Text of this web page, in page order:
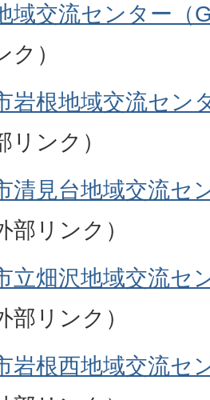
域交流センター（
ク）
岩根地域交流セン
リンク）
清見台地域交流セ
部リンク）
立畑沢地域交流セ
部リンク）
岩根西地域交流セ